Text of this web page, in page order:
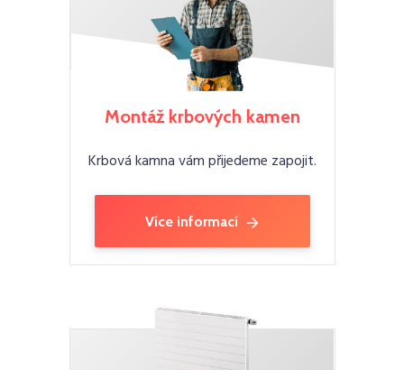
Montáž krbových kamen
Krbová kamna vám přijedeme zapojit.
Více informací